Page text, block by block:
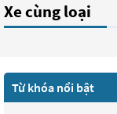
Xe cùng loại
Từ khóa nổi bật